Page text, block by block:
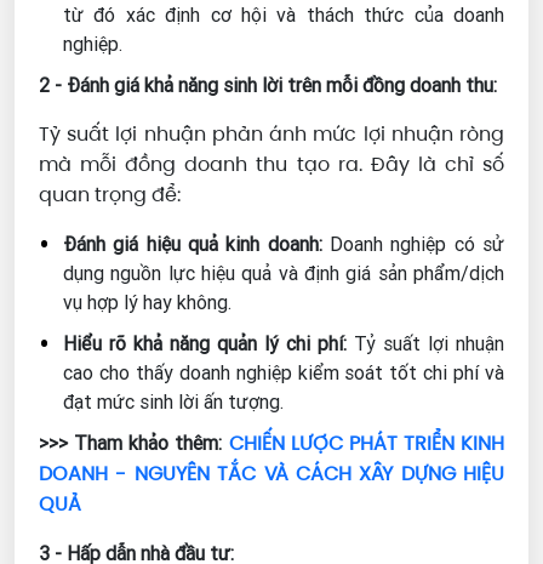
từ đó xác định cơ hội và thách thức của doanh
nghiệp.
2 - Đánh giá khả năng sinh lời trên mỗi đồng doanh thu:
Tỷ suất lợi nhuận phản ánh mức lợi nhuận ròng
mà mỗi đồng doanh thu tạo ra. Đây là chỉ số
quan trọng để:
Đánh giá hiệu quả kinh doanh:Doanh nghiệp có sử
dụng nguồn lực hiệu quả và định giá sản phẩm/dịch
vụ hợp lý hay không.
Hiểu rõ khả năng quản lý chi phí: Tỷ suất lợi nhuận
cao cho thấy doanh nghiệp kiểm soát tốt chi phí và
đạt mức sinh lời ấn tượng.
>>> Tham khảo thêm: CHIẾN LƯỢC PHÁT TRIỂN KINH
DOANH - NGUYÊN TẮC VÀ CÁCH XÂY DỰNG HIỆU
QUẢ
3 - Hấp dẫn nhà đầu tư: